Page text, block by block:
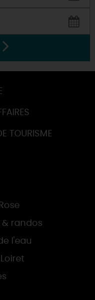
TOURISME
& randos
l'eau